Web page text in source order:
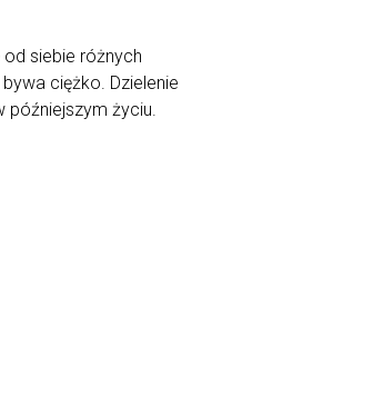
siebie różnych
ciężko. Dzielenie
późniejszym życiu.